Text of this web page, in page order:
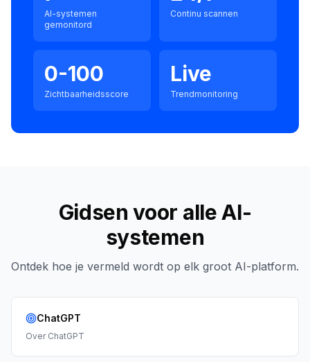
AI-systemen
gemonitord
Continu scannen
0-100
Zichtbaarheidsscore
Live
Trendmonitoring
Gidsen voor alle AI-
systemen
Ontdek hoe je vermeld wordt op elk groot AI-platform.
ChatGPT
Over ChatGPT